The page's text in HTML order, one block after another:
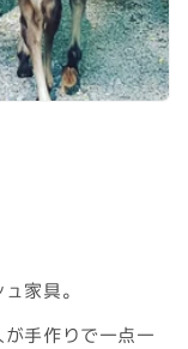
家具。
手作りで一点一